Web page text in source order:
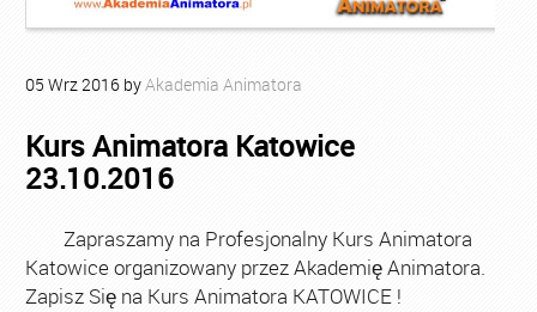
05 Wrz2016 byAkademia Animatora
Kurs Animatora Katowice
23.10.2016
Zapraszamy na Profesjonalny Kurs Animatora
Katowice organizowany przez Akademię Animatora.
Zapisz Się na Kurs Animatora KATOWICE !